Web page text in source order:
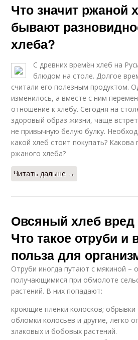
Что значит ржаной
бывают
хлеба?
С древних времён хлеб на
блюдом на столе. Долгое
считали его полезным продуктом.
изменилось, а вместе с ним
отношение к хлебу. Сегодня на
здоровый образ жизни, чаще
не привычную белую булку.
какой хлеб стоит покупать? Какова
ржаного хлеба?
Читать дальше →
Овсяный хлеб вред
Что такое отруби и
польза для
Отруби иногда путают с мякиной –
получающимися при обмолоте
растений. В них попадают:
кроющие плёнки колосков; обрывки
обломки колосьев и другие, легко
злаковых и бобовых растений.